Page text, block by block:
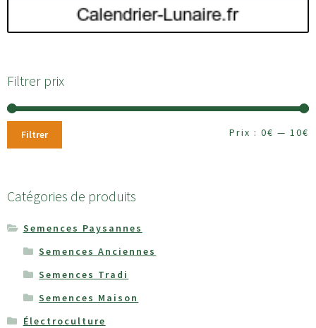
Filtrer prix
Filtrer Prix : 0€ — 10€
Catégories de produits
Semences Paysannes
Semences Anciennes
Semences Tradi
Semences Maison
Électroculture